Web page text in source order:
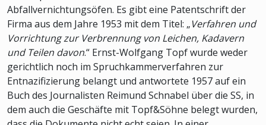
Abfallvernichtungsöfen. Es gibt eine Patentschrift der
Firma aus dem Jahre 1953 mit dem Titel: „Verfahren und
Vorrichtung zur Verbrennung von Leichen, Kadavern
und Teilen davon.“ Ernst-Wolfgang Topf wurde weder
gerichtlich noch im Spruchkammerverfahren zur
Entnazifizierung belangt und antwortete 1957 auf ein
Buch des Journalisten Reimund Schnabel über die SS, in
dem auch die Geschäfte mit Topf&Söhne belegt wurden,